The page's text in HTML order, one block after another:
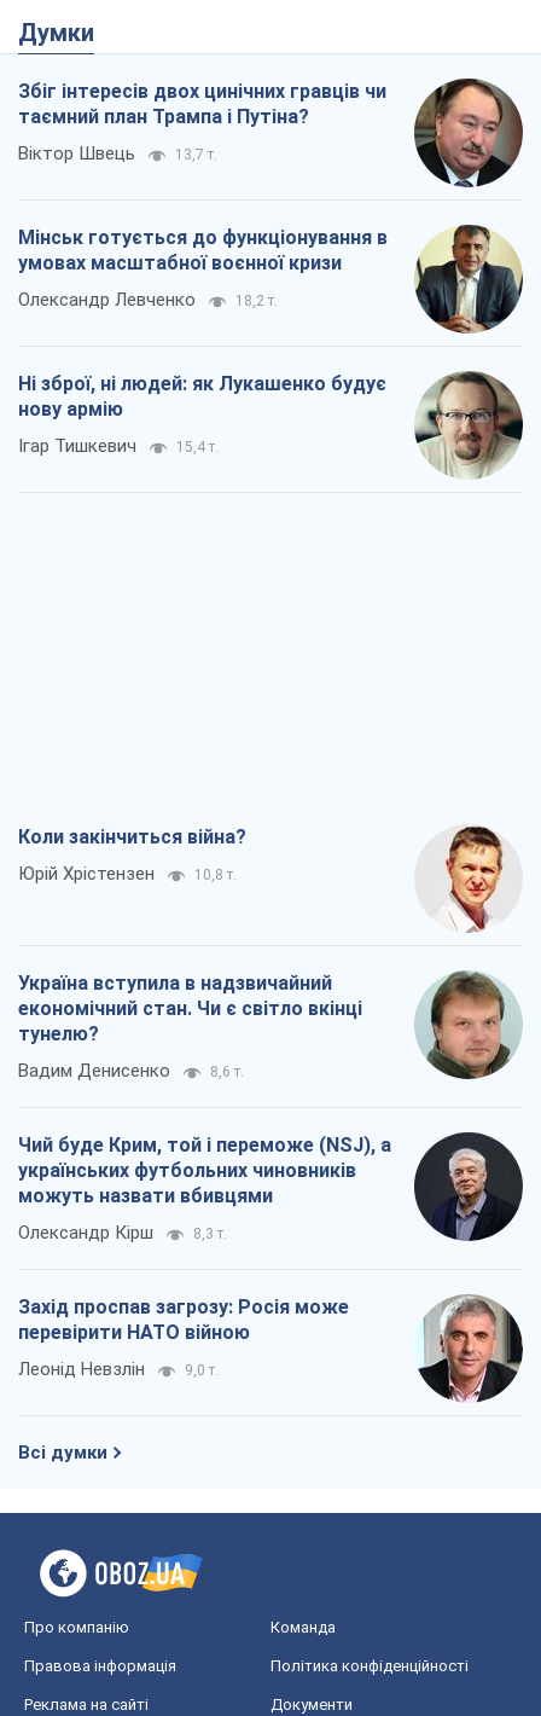
Думки
Збіг інтересів двох цинічних гравців чи
таємний план Трампа і Путіна?
Віктор Швець 13,7 т.
Мінськ готується до функціонування в
умовах масштабної воєнної кризи
Олександр Левченко 18,2 т.
Ні зброї, ні людей: як Лукашенко будує
нову армію
Ігар Тишкевич 15,4 т.
Коли закінчиться війна?
Юрій Хрістензен 10,8 т.
Україна вступила в надзвичайний
економічний стан. Чи є світло вкінці
тунелю?
Вадим Денисенко 8,6 т.
Чий буде Крим, той і переможе (NSJ), а
українських футбольних чиновників
можуть назвати вбивцями
Олександр Кірш 8,3 т.
Захід проспав загрозу: Росія може
перевірити НАТО війною
Леонід Невзлін 9,0 т.
Всі думки
Про компанію Команда
Правова інформація Політика конфіденційності
Реклама на сайті Документи